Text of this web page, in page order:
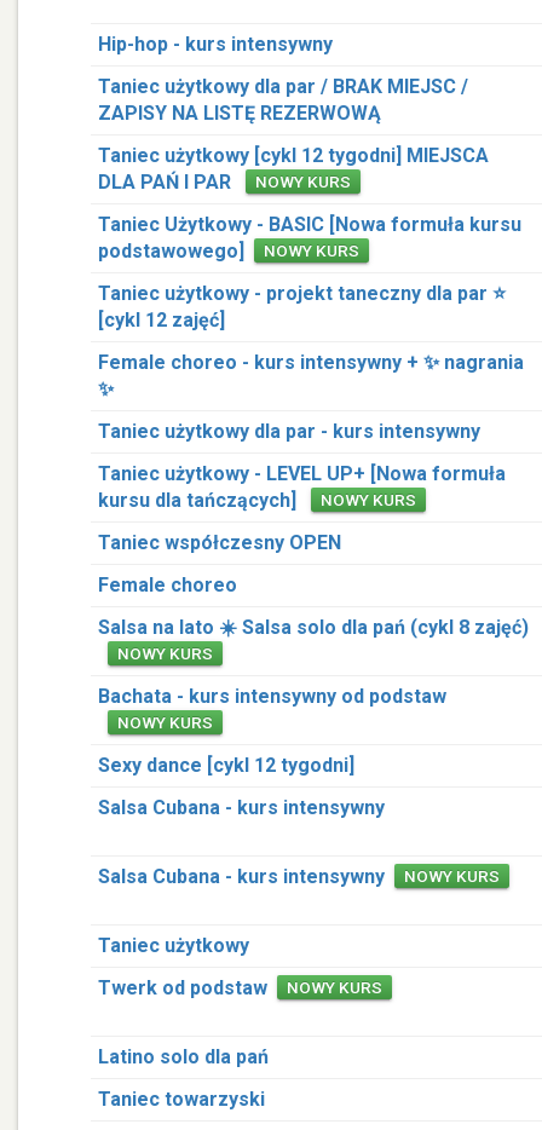
Hip-hop - kurs intensywny
Taniec użytkowy dla par / BRAK MIEJSC /
ZAPISY NA LISTĘ REZERWOWĄ
Taniec użytkowy [cykl 12 tygodni] MIEJSCA
DLA PAŃ I PAR
NOWY KURS
Taniec Użytkowy - BASIC [Nowa formuła kursu
podstawowego]
NOWY KURS
Taniec użytkowy - projekt taneczny dla par ⭐️
[cykl 12 zajęć]
Female choreo - kurs intensywny + ✨ nagrania
✨
Taniec użytkowy dla par - kurs intensywny
Taniec użytkowy - LEVEL UP+ [Nowa formuła
kursu dla tańczących]
NOWY KURS
Taniec współczesny OPEN
Female choreo
Salsa na lato ☀️ Salsa solo dla pań (cykl 8 zajęć)
NOWY KURS
Bachata - kurs intensywny od podstaw
NOWY KURS
Sexy dance [cykl 12 tygodni]
Salsa Cubana - kurs intensywny
Salsa Cubana - kurs intensywny NOWY KURS
Taniec użytkowy
Twerk od podstaw
NOWY KURS
Latino solo dla pań
Taniec towarzyski